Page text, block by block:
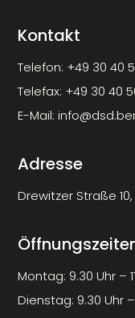
Kontakt
Telefon: +49 30 40
Telefax: +49 30 40
E-Mail:
Adresse
Drewitzer Straße
Montag: 9.30 Uhr –
Dienstag: 9.30 Uhr –